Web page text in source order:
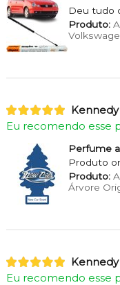
Deu tudo
Produto:
Kennedy
Eu recomendo esse
Perfume
Produto
Produto:
Árvore
Kennedy
Eu recomendo esse